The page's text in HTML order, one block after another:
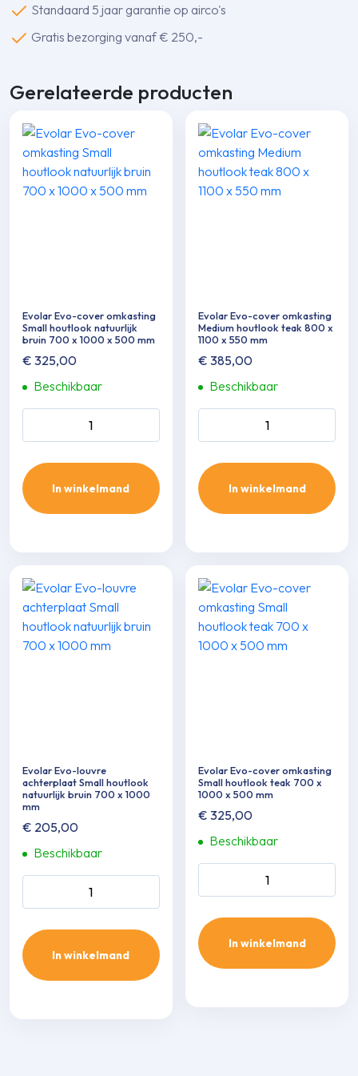
x
1100
mm
Standaard 5 jaar garantie op airco's
Gratis bezorging vanaf € 250,-
Gerelateerde producten
Evolar Evo-cover omkasting
Small houtlook natuurlijk
bruin 700 x 1000 x 500 mm
€ 325,00
Beschikbaar
Evolar Evo-cover omkasting
Small houtlook natuurlijk bruin
In winkelmand
Evolar Evo-cover omkasting
Medium houtlook teak 800 x
1100 x 550 mm
€ 385,00
Beschikbaar
Evolar Evo-cover omkasting
Medium houtlook teak 800 x
In winkelmand
Evolar Evo-louvre
achterplaat Small houtlook
natuurlijk bruin 700 x 1000
mm
€ 205,00
Beschikbaar
mm aantal
In winkelmand
Evolar Evo-cover omkasting
Small houtlook teak 700 x
1000 x 500 mm
€ 325,00
Beschikbaar
In winkelmand